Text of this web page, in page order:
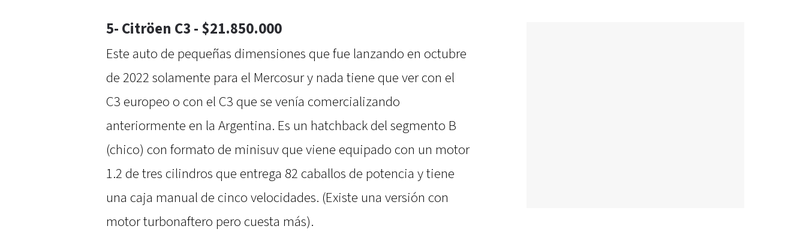
5- Citröen C3 - $21.850.000
Este auto de pequeñas dimensiones que fue lanzando en octubre
de 2022 solamente para el Mercosur y nada tiene que ver con el
C3 europeo o con el C3 que se venía comercializando
anteriormente en la Argentina. Es un hatchback del segmento B
(chico) con formato de minisuv que viene equipado con un motor
1.2 de tres cilindros que entrega 82 caballos de potencia y tiene
una caja manual de cinco velocidades. (Existe una versión con
motor turbonaftero pero cuesta más).